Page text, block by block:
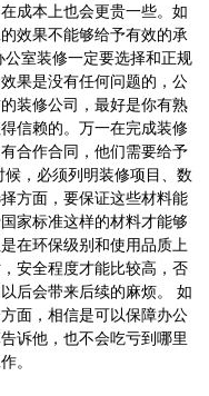
成本上也会更贵一些。如
效果不能够给予有效的承
室装修一定要选择和正规
果是没有任何问题的，公
装修公司，最好是你有熟
信赖的。万一在完成装修
合作合同，他们需要给予
候，必须列明装修项目、数
方面，要保证这些材料能
家标准这样的材料才能够
在环保级别和使用品质上
安全程度才能比较高，否
后会带来后续的麻烦。 如
面，相信是可以保障办公
诉他，也不会吃亏到哪里
。